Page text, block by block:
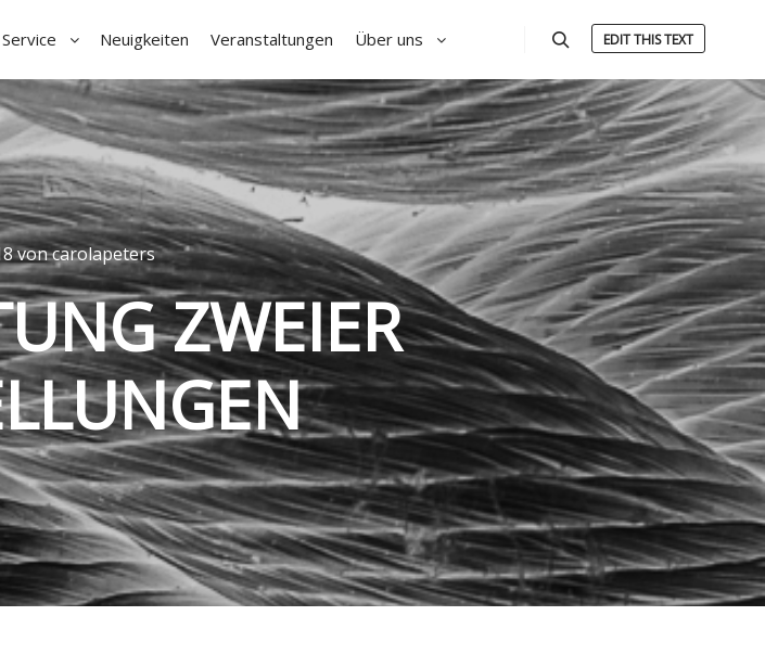
Service Neuigkeiten Veranstaltungen Über uns EDIT THIS TEXT
voncarolapeters
ZWEIER